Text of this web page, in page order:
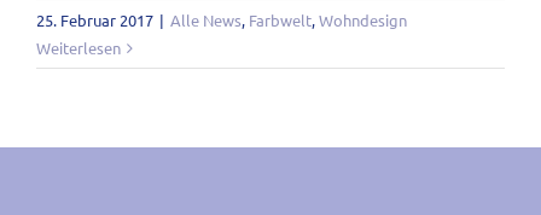
25. Februar 2017 | Alle News, Farbwelt,Wohndesign
Weiterlesen